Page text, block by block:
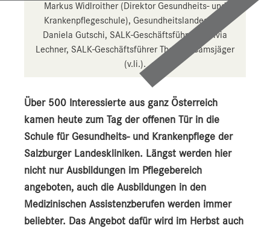
Markus Widlroither (Direktor Gesundheits- und
Krankenpflegeschule), Gesundheitslandesrätin
Daniela Gutschi, SALK-Geschäftsführerin Silvia
Lechner, SALK-Geschäftsführer Thomas Gamsjäger
(v.li.).
Über 500 Interessierte aus ganz Österreich
kamen heute zum Tag der offenen Tür in die
Schule für Gesundheits- und Krankenpflege der
Salzburger Landeskliniken. Längst werden hier
nicht nur Ausbildungen im Pflegebereich
angeboten, auch die Ausbildungen in den
Medizinischen Assistenzberufen werden immer
beliebter. Das Angebot dafür wird im Herbst auch